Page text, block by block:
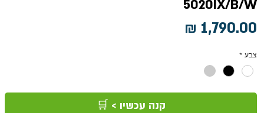
5020IX/B/W
צבע *
קנה עכשיו > 🛒